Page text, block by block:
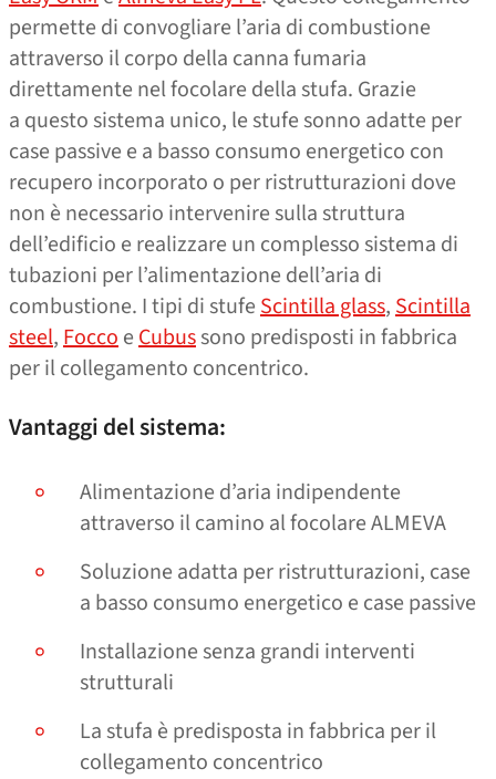
permette di convogliare l’aria di combustione
attraverso il corpo della canna fumaria
direttamente nel focolare della stufa. Grazie
a questo sistema unico, le stufe sonno adatte per
case passive e a basso consumo energetico con
recupero incorporato o per ristrutturazioni dove
non è necessario intervenire sulla struttura
dell’edificio e realizzare un complesso sistema di
tubazioni per l’alimentazione dell’aria di
combustione. I tipi di stufeScintilla glass,Scintilla
steel,FoccoeCubussono predisposti in fabbrica
per il collegamento concentrico.
Vantaggi del sistema:
Alimentazione d’aria indipendente
attraverso il camino al focolare ALMEVA
Soluzione adatta per ristrutturazioni, case
a basso consumo energetico e case passive
Installazione senza grandi interventi
strutturali
La stufa è predisposta in fabbrica per il
collegamento concentrico